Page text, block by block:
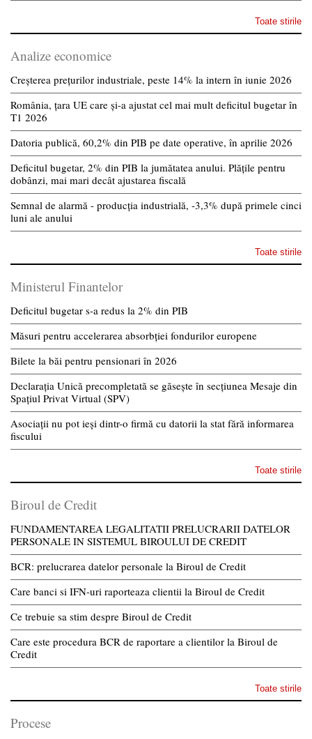
Toate stirile
Analize economice
Creșterea prețurilor industriale, peste 14% la intern în iunie 2026
România, țara UE care și-a ajustat cel mai mult deficitul bugetar în
T1 2026
Datoria publică, 60,2% din PIB pe date operative, în aprilie 2026
Deficitul bugetar, 2% din PIB la jumătatea anului. Plățile pentru
dobânzi, mai mari decât ajustarea fiscală
Semnal de alarmă - producția industrială, -3,3% după primele cinci
luni ale anului
Toate stirile
Ministerul Finantelor
Deficitul bugetar s-a redus la 2% din PIB
Măsuri pentru accelerarea absorbției fondurilor europene
Bilete la băi pentru pensionari în 2026
Declarația Unică precompletată se găsește în secțiunea Mesaje din
Spațiul Privat Virtual (SPV)
Asociații nu pot ieși dintr-o firmă cu datorii la stat fără informarea
fiscului
Toate stirile
Biroul de Credit
FUNDAMENTAREA LEGALITATII PRELUCRARII DATELOR
PERSONALE IN SISTEMUL BIROULUI DE CREDIT
BCR: prelucrarea datelor personale la Biroul de Credit
Care banci si IFN-uri raporteaza clientii la Biroul de Credit
Ce trebuie sa stim despre Biroul de Credit
Care este procedura BCR de raportare a clientilor la Biroul de
Credit
Toate stirile
Procese